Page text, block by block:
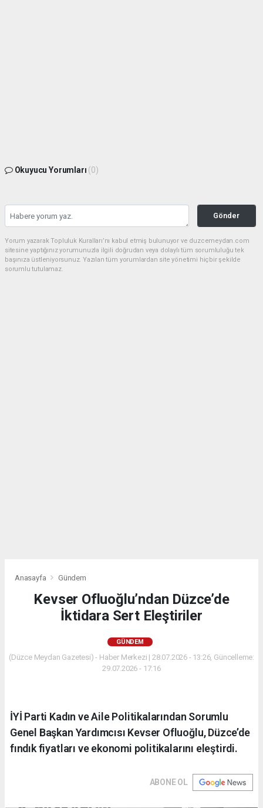
Okuyucu Yorumları (0)
Gönder
Yorum yazarak Topluluk Kuralları’nı kabul etmiş bulunuyor ve duzcemeydan.com
sitesine yaptığınız yorumunuzla ilgili doğrudan veya dolaylı tüm sorumluluğu tek
başınıza üstleniyorsunuz. Yazılan tüm yorumlardan site yönetimi hiçbir şekilde
sorumlu tutulamaz.
Anasayfa Gündem
Kevser Ofluoğlu’ndan Düzce’de
İktidara Sert Eleştiriler
GÜNDEM
(Düzce Meydan Gazetesi) - Haber Merkezi | 28.07.2026 - 13:26, Güncelleme:
29.07.2026 - 17:16
İYİ Parti Kadın ve Aile Politikalarından Sorumlu
Genel Başkan Yardımcısı Kevser Ofluoğlu, Düzce’de
fındık fiyatları ve ekonomi politikalarını eleştirdi.
ABONE OL